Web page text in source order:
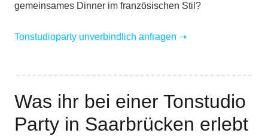
gemeinsames Dinner im französischen Stil?
Tonstudioparty unverbindlich anfragen ➝
Was ihr bei einer Tonstudio
Party in Saarbrücken erlebt